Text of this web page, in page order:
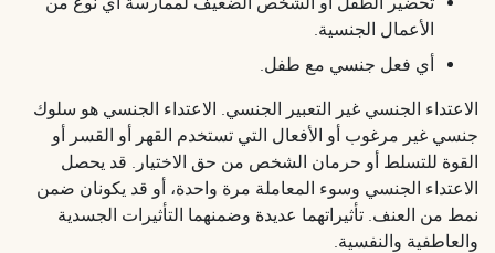
الأعمال الجنسية.
أي فعل جنسي مع طفل.
الاعتداء الجنسي غير التعبير الجنسي. الاعتداء الجنسي هو سلوك
جنسي غير مرغوب أو الأفعال التي تستخدم القهر أو القسر أو
القوة للتسلط أو حرمان الشخص من حق الاختيار. قد يحصل
الاعتداء الجنسي وسوء المعاملة مرة واحدة، أو قد يكونان ضمن
نمط من العنف. تأثيراتهما عديدة وضمنهما التأثيرات الجسدية
والعاطفية والنفسية.